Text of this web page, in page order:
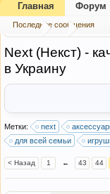
Форум ...
Next (Некст) -
в Украину
Метки: next
для всей семьи
< Назад 1 ← 43 44
Главная Форум
Последние сообщения